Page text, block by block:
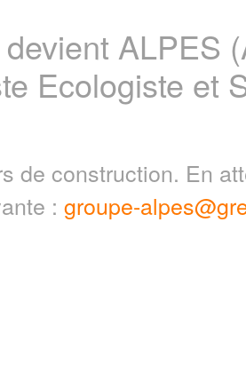
ALPES
Ecologiste et
de construction. En
: groupe-